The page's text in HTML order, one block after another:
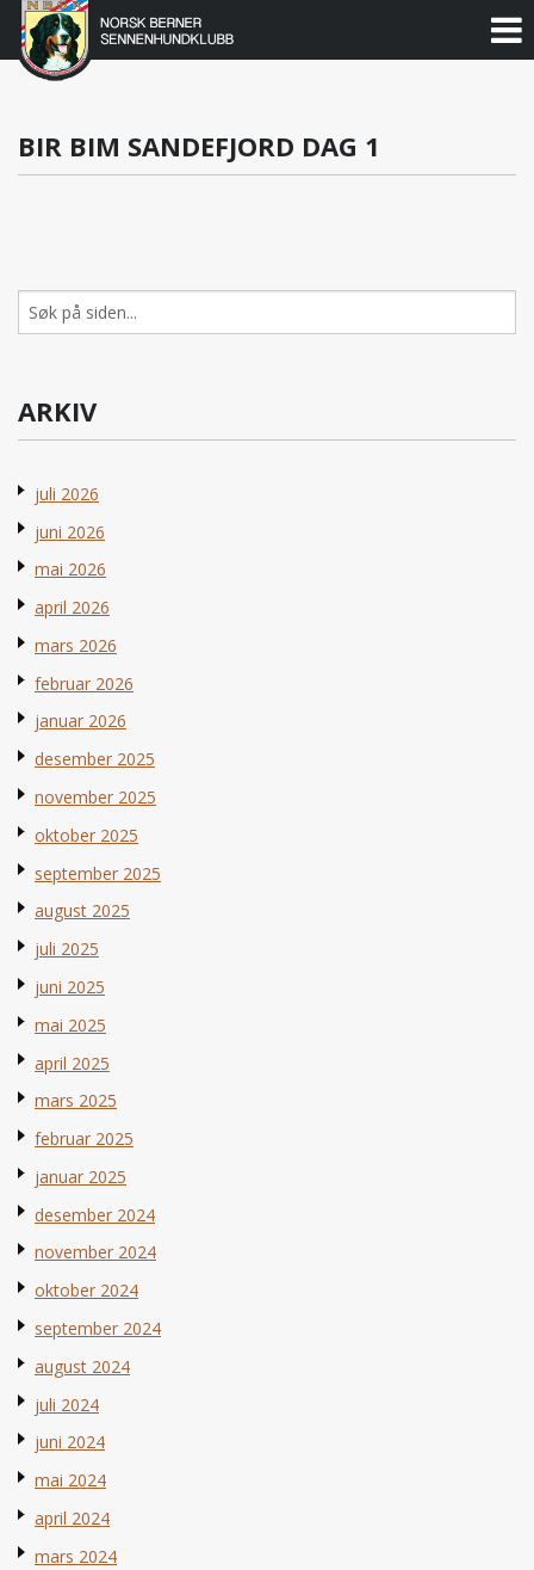
Gå
Norsk
Berner
Sennenhundklubb
BIR BIM SANDEFJORD DAG 1
Søk
etter:
ARKIV
juli 2026
juni 2026
mai 2026
april 2026
mars 2026
februar 2026
januar 2026
desember 2025
november 2025
oktober 2025
september 2025
august 2025
juli 2025
juni 2025
mai 2025
april 2025
mars 2025
februar 2025
januar 2025
desember 2024
november 2024
oktober 2024
september 2024
august 2024
juli 2024
juni 2024
mai 2024
april 2024
mars 2024